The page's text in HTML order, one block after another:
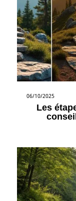
06/10/2025
Les